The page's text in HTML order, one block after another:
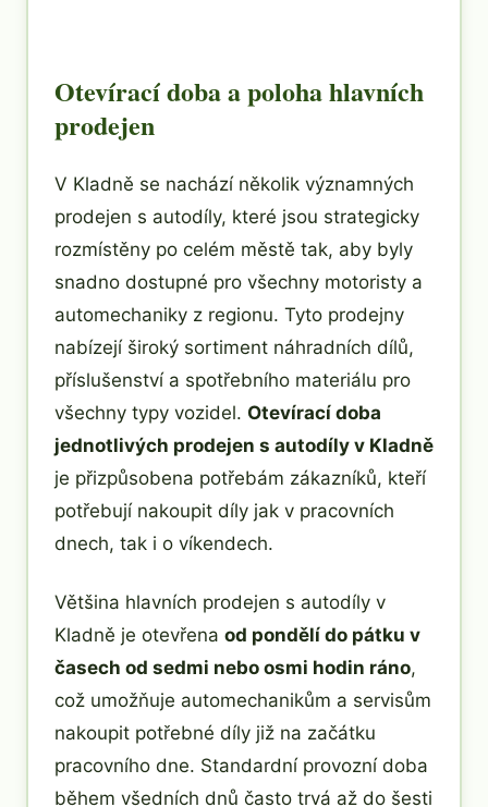
Otevírací doba a poloha hlavních
prodejen
V Kladně se nachází několik významných
prodejen s autodíly, které jsou strategicky
rozmístěny po celém městě tak, aby byly
snadno dostupné pro všechny motoristy a
automechaniky z regionu. Tyto prodejny
nabízejí široký sortiment náhradních dílů,
příslušenství a spotřebního materiálu pro
všechny typy vozidel. Otevírací doba
jednotlivých prodejen s autodíly v Kladně
je přizpůsobena potřebám zákazníků, kteří
potřebují nakoupit díly jak v pracovních
dnech, tak i o víkendech.
Většina hlavních prodejen s autodíly v
Kladně je otevřena od pondělí do pátku v
časech od sedmi nebo osmi hodin ráno,
což umožňuje automechanikům a servisům
nakoupit potřebné díly již na začátku
pracovního dne. Standardní provozní doba
během všedních dnů často trvá až do šesti